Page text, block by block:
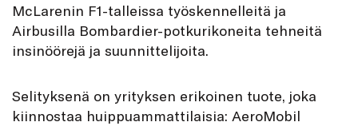
McLarenin F1-talleissa työskennelleitä ja
Airbusilla Bombardier-potkurikoneita tehneitä
insinöörejä ja suunnittelijoita.
Selityksenä on yrityksen erikoinen tuote, joka
kiinnostaa huippuammattilaisia: AeroMobil